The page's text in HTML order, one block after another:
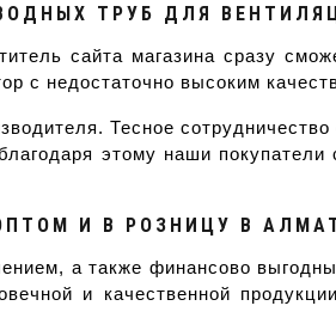
ТРУБ ДЛЯ
сайта магазина сразу
с недостаточно высоким
Тесное
этому наши
И В РОЗНИЦУ В
а также финансово
и качественной